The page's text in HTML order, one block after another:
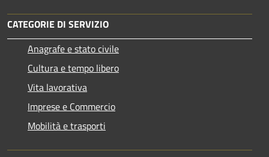
CATEGORIE DI SERVIZIO
Anagrafe e stato civile
Cultura e tempo libero
Vita lavorativa
Imprese e Commercio
Mobilità e trasporti